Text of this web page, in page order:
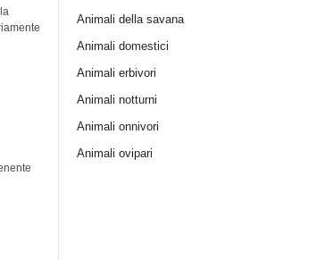
Animali della savana
Animali domestici
Animali erbivori
Animali notturni
Animali onnivori
Animali ovipari